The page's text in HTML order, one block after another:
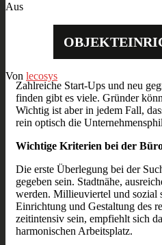
Aus
Von lecosys
Zahlreiche Start-Ups und neu
finden gibt es viele. Gründer
Wichtig ist aber in jedem Fall,
rein optisch die
Wichtige Kriterien bei der
Die erste Überlegung bei der
gegeben sein. Stadtnähe,
werden. Millieuviertel und sozial
Einrichtung und Gestaltung des
zeitintensiv sein, empfiehlt sich
harmonischen Arbeitsplatz.